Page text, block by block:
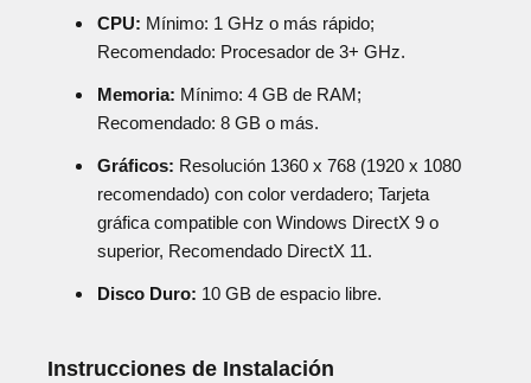
CPU: Mínimo: 1 GHz o más rápido;
Recomendado: Procesador de 3+ GHz.
Memoria: Mínimo: 4 GB de RAM;
Recomendado: 8 GB o más.
Gráficos: Resolución 1360 x 768 (1920 x 1080
recomendado) con color verdadero; Tarjeta
gráfica compatible con Windows DirectX 9 o
superior, Recomendado DirectX 11.
Disco Duro: 10 GB de espacio libre.
Instrucciones de Instalación